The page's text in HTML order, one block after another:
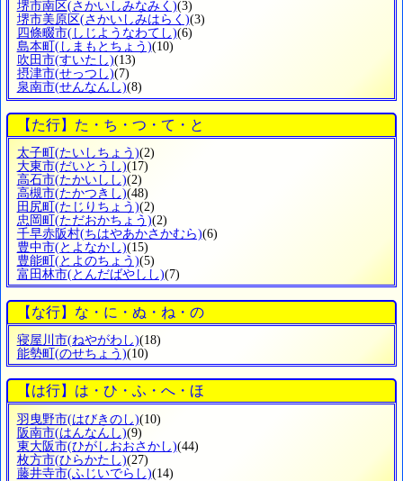
堺市南区(さかいしみなみく)(3)
堺市美原区(さかいしみはらく)(3)
四條畷市(しじようなわてし)(6)
島本町 (しまもとちょう)(10)
吹田市(すいたし)(13)
摂津市(せっつし)(7)
泉南市(せんなんし)(8)
【た行】た・ち・つ・て・と
太子町 (たいしちょう)(2)
大東市(だいとうし)(17)
高石市(たかいしし)(2)
高槻市(たかつきし)(48)
田尻町 (たじりちょう)(2)
忠岡町 (ただおかちょう)(2)
千早赤阪村(ちはやあかさかむら)(6)
豊中市(とよなかし)(15)
豊能町 (とよのちょう)(5)
富田林市(とんだばやしし)(7)
【な行】な・に・ぬ・ね・の
寝屋川市(ねやがわし)(18)
能勢町 (のせちょう)(10)
【は行】は・ひ・ふ・へ・ほ
羽曳野市(はびきのし)(10)
阪南市(はんなんし)(9)
東大阪市(ひがしおおさかし)(44)
枚方市(ひらかたし)(27)
藤井寺市(ふじいでらし)(14)